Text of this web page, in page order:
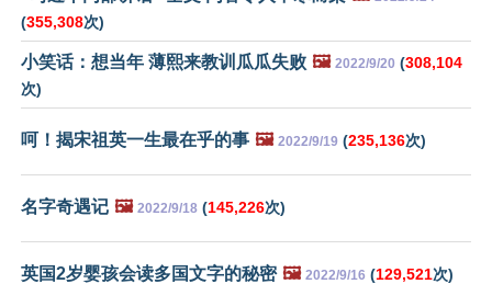
(355,308次)
小笑话：想当年 薄熙来教训瓜瓜失败 🖼️ 2022/9/20 (308,104
次)
呵！揭宋祖英一生最在乎的事 🖼️ 2022/9/19 (235,136次)
名字奇遇记 🖼️ 2022/9/18 (145,226次)
英国2岁婴孩会读多国文字的秘密 🖼️ 2022/9/16 (129,521次)